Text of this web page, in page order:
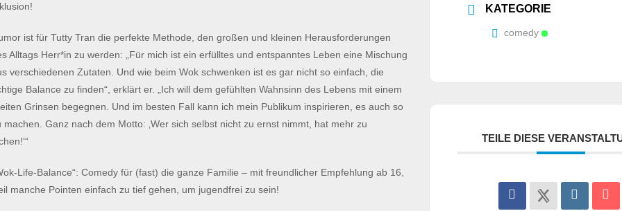
ist für Tutty Tran die perfekte Methode, den großen und kleinen Herausforderungen
Alltags Herr*in zu werden: „Für mich ist ein erfülltes und entspanntes Leben eine Mischung
verschiedenen Zutaten. Und wie beim Wok schwenken ist es gar nicht so einfach, die
Balance zu finden“, erklärt er. „Ich will dem gefühlten Wahnsinn des Lebens mit einem
Grinsen begegnen. Und im besten Fall kann ich mein Publikum inspirieren, es auch so
machen. Ganz nach dem Motto: ‚Wer sich selbst nicht zu ernst nimmt, hat mehr zu
Life-Balance“: Comedy für (fast) die ganze Familie – mit freundlicher Empfehlung ab 16,
manche Pointen einfach zu tief gehen, um jugendfrei zu sein!
KATEGORIE
comedy
TEILE DIESE